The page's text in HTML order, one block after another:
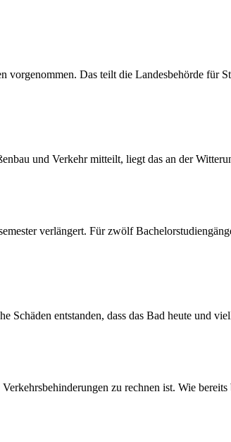
Das teilt die Landesbehörde für
und Verkehr mitteilt, liegt das an der
verlängert. Für zwölf
entstanden, dass das Bad heute und
zu rechnen ist. Wie bereits